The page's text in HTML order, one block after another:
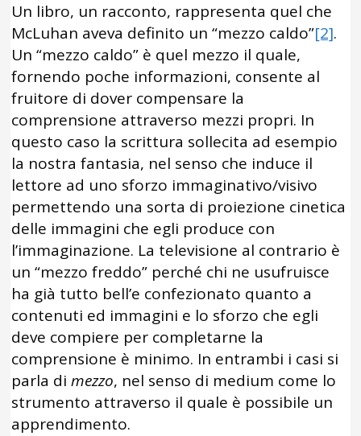
Un libro, un racconto, rappresenta quel che
McLuhan aveva definito un “mezzo caldo”[2].
Un “mezzo caldo” è quel mezzo il quale,
fornendo poche informazioni, consente al
fruitore di dover compensare la
comprensione attraverso mezzi propri. In
questo caso la scrittura sollecita ad esempio
la nostra fantasia, nel senso che induce il
lettore ad uno sforzo immaginativo/visivo
permettendo una sorta di proiezione cinetica
delle immagini che egli produce con
l’immaginazione. La televisione al contrario è
un “mezzo freddo” perché chi ne usufruisce
ha già tutto bell’e confezionato quanto a
contenuti ed immagini e lo sforzo che egli
deve compiere per completarne la
comprensione è minimo. In entrambi i casi si
parla dimezzo, nel senso di medium come lo
strumento attraverso il quale è possibile un
apprendimento.